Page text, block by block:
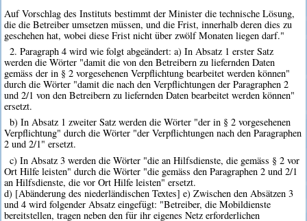
Auf Vorschlag des Instituts bestimmt der Minister die technische Lösung,
die die Betreiber umsetzen müssen, und die Frist, innerhalb deren dies zu
geschehen hat, wobei diese Frist nicht über zwölf Monaten liegen darf."
2. Paragraph 4 wird wie folgt abgeändert: a) In Absatz 1 erster Satz
werden die Wörter "damit die von den Betreibern zu liefernden Daten
gemäss der in § 2 vorgesehenen Verpflichtung bearbeitet werden können"
durch die Wörter "damit die nach den Verpflichtungen der Paragraphen 2
und 2/1 von den Betreibern zu liefernden Daten bearbeitet werden können"
ersetzt.
b) In Absatz 1 zweiter Satz werden die Wörter "der in § 2 vorgesehenen
Verpflichtung" durch die Wörter "der Verpflichtungen nach den Paragraphen
2 und 2/1" ersetzt.
c) In Absatz 3 werden die Wörter "die an Hilfsdienste, die gemäss § 2 vor
Ort Hilfe leisten" durch die Wörter "die gemäss den Paragraphen 2 und 2/1
an Hilfsdienste, die vor Ort Hilfe leisten" ersetzt.
d) [Abänderung des niederländischen Textes] e) Zwischen den Absätzen 3
und 4 wird folgender Absatz eingefügt: "Betreiber, die Mobildienste
bereitstellen, tragen neben den für ihr eigenes Netz erforderlichen